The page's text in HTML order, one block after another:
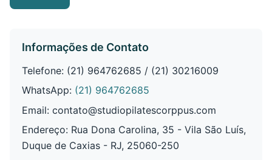
Informações de Contato
Telefone: (21) 964762685 / (21) 30216009
WhatsApp: (21) 964762685
Email: contato@studiopilatescorppus.com
Endereço: Rua Dona Carolina, 35 - Vila São Luís,
Duque de Caxias - RJ, 25060-250